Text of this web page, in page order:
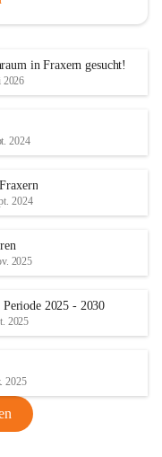
in Fraxern gesucht!
2026
2024
2024
2025
2025 - 2030
2025
2025